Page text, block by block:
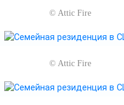
© Attic Fire
© Attic Fire